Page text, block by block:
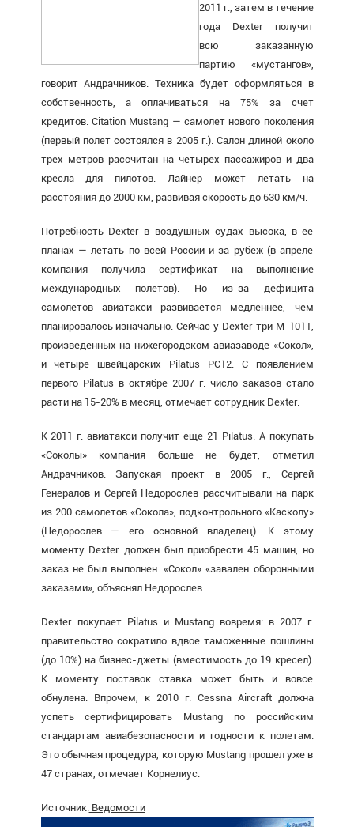
2011 г., затем в течение
года Dexter получит
всю заказанную
партию «мустангов»,
говорит Андрачников. Техника будет оформляться в
собственность, а оплачиваться на 75% за счет
кредитов. Citation Mustang — самолет нового поколения
(первый полет состоялся в 2005 г.). Салон длиной около
трех метров рассчитан на четырех пассажиров и два
кресла для пилотов. Лайнер может летать на
расстояния до 2000 км, развивая скорость до 630 км/ч.
Потребность Dexter в воздушных судах высока, в ее
планах — летать по всей России и за рубеж (в апреле
компания получила сертификат на выполнение
международных полетов). Но из-за дефицита
самолетов авиатакси развивается медленнее, чем
планировалось изначально. Сейчас у Dexter три М-101Т,
произведенных на нижегородском авиазаводе «Сокол»,
и четыре швейцарских Pilatus РС12. С появлением
первого Pilatus в октябре 2007 г. число заказов стало
расти на 15-20% в месяц, отмечает сотрудник Dexter.
К 2011 г. авиатакси получит еще 21 Pilatus. А покупать
«Соколы» компания больше не будет, отметил
Андрачников. Запуская проект в 2005 г., Сергей
Генералов и Сергей Недорослев рассчитывали на парк
из 200 самолетов «Сокола», подконтрольного «Касколу»
(Недорослев — его основной владелец). К этому
моменту Dexter должен был приобрести 45 машин, но
заказ не был выполнен. «Сокол» «завален оборонными
заказами», объяснял Недорослев.
Dexter покупает Pilatus и Mustang вовремя: в 2007 г.
правительство сократило вдвое таможенные пошлины
(до 10%) на бизнес-джеты (вместимость до 19 кресел).
К моменту поставок ставка может быть и вовсе
обнулена. Впрочем, к 2010 г. Cessna Aircraft должна
успеть сертифицировать Mustang по российским
стандартам авиабезопасности и годности к полетам.
Это обычная процедура, которую Mustang прошел уже в
47 странах, отмечает Корнелиус.
Источник:Ведомости